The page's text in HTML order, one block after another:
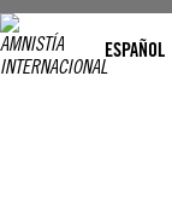
ESPAÑOL